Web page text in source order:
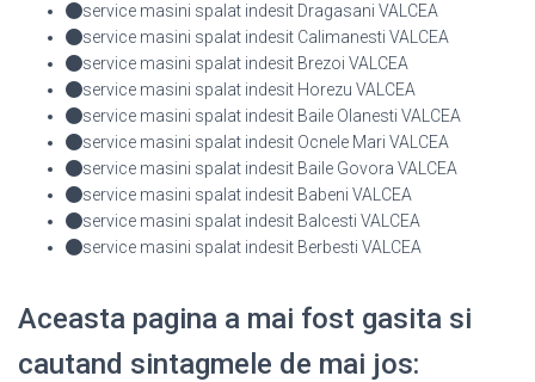
service masini spalat indesit Dragasani VALCEA
service masini spalat indesit Calimanesti VALCEA
service masini spalat indesit Brezoi VALCEA
service masini spalat indesit Horezu VALCEA
service masini spalat indesit Baile Olanesti VALCEA
service masini spalat indesit Ocnele Mari VALCEA
service masini spalat indesit Baile Govora VALCEA
service masini spalat indesit Babeni VALCEA
service masini spalat indesit Balcesti VALCEA
service masini spalat indesit Berbesti VALCEA
Aceasta pagina a mai fost gasita si
cautand sintagmele de mai jos: